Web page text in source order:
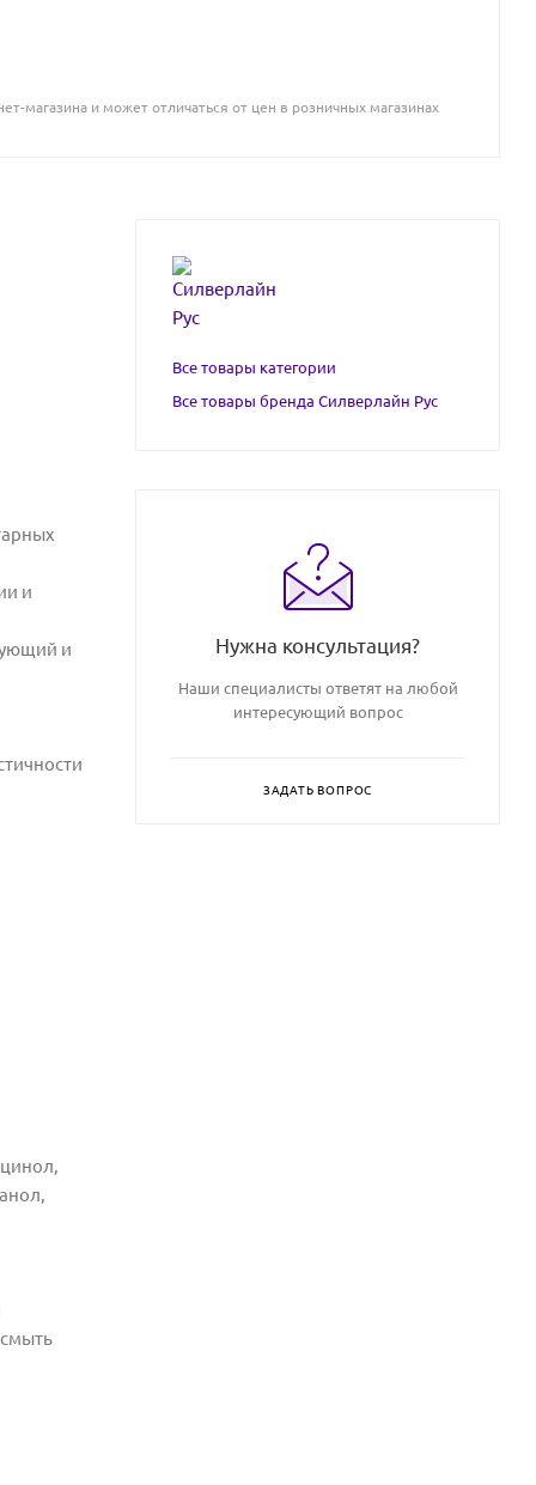
магазина и может отличаться от цен в розничных магазинах
и
и
Все товары категории
Все товары бренда Силверлайн Рус
Нужна консультация?
Наши специалисты ответят на любой
интересующий вопрос
ЗАДАТЬ ВОПРОС